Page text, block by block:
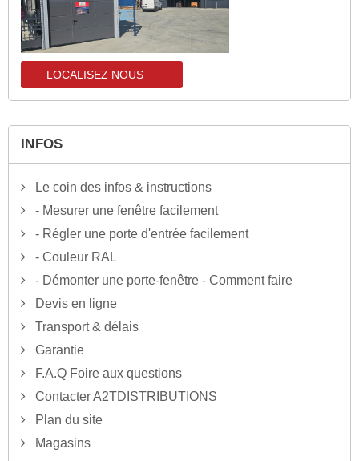
LOCALISEZ NOUS
INFOS
Le coin des infos & instructions
- Mesurer une fenêtre facilement
- Régler une porte d'entrée facilement
- Couleur RAL
- Démonter une porte-fenêtre - Comment faire
Devis en ligne
Transport & délais
Garantie
F.A.Q Foire aux questions
Contacter A2TDISTRIBUTIONS
Plan du site
Magasins